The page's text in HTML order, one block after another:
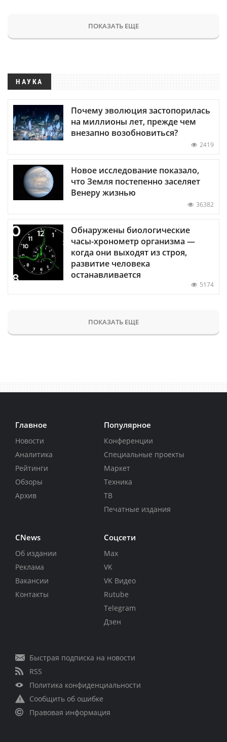
ПОКАЗАТЬ ЕЩЕ
НАУКА
Почему эволюция застопорилась
на миллионы лет, прежде чем
внезапно возобновиться?
2419
Новое исследование показало,
что Земля постепенно заселяет
Венеру жизнью
36382
Обнаружены биологические
часы-хронометр организма —
когда они выходят из строя,
развитие человека
останавливается
5174
ПОКАЗАТЬ ЕЩЕ
Главное
Новости
Аналитика
Рейтинги
Обзоры
Архив
Популярное
Конференции
Специальные проекты
Маркет
Техника
ТВ
Печатные издания
CNews
Об издании
Реклама
Вакансии
Контакты
Соцсети
Max
VK
VK Видео
Rutube
Telegram
Дзен
Быстрая подписка на новости
RSS
Политика конфиденциальности
Сообщить об ошибке
Правовая информация